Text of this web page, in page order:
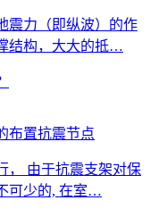
震力（即纵波）的作
结构，大大的抵…
布置抗震节点
， 由于抗震支架对保
可少的, 在室…